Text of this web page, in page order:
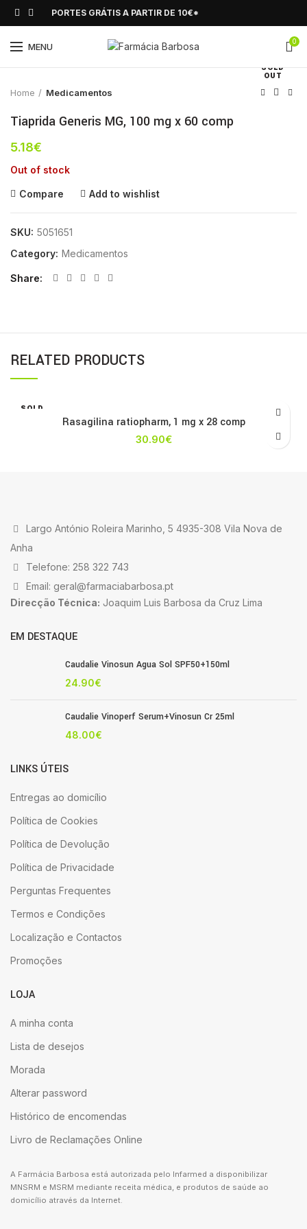
PORTES GRÁTIS A PARTIR DE 10€*
MENU 0
SOLD
OUT
Click to enlarge
Home Medicamentos
Tiaprida Generis MG, 100 mg x 60 comp
5.18€
Out of stock
Compare Add to wishlist
SKU: 5051651
Category: Medicamentos
Share
RELATED PRODUCTS
SOLD
Rasagilina ratiopharm, 1 mg x 28 comp
30.90€
Largo António Roleira Marinho, 5 4935-308 Vila Nova de
Anha
Telefone: 258 322 743
Email: geral@farmaciabarbosa.pt
Direcção Técnica: Joaquim Luis Barbosa da Cruz Lima
EM DESTAQUE
Caudalie Vinosun Agua Sol SPF50+150ml
24.90€
Caudalie Vinoperf Serum+Vinosun Cr 25ml
48.00€
LINKS ÚTEIS
Entregas ao domicílio
Política de Cookies
Política de Devolução
Política de Privacidade
Perguntas Frequentes
Termos e Condições
Localização e Contactos
Promoções
LOJA
A minha conta
Lista de desejos
Morada
Alterar password
Histórico de encomendas
Livro de Reclamações Online
A Farmácia Barbosa está autorizada pelo Infarmed a disponibilizar
MNSRM e MSRM mediante receita médica, e produtos de saúde ao
domicílio através da Internet.